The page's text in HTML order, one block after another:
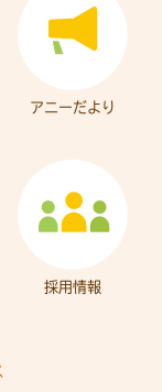
アニーだより
採用情報